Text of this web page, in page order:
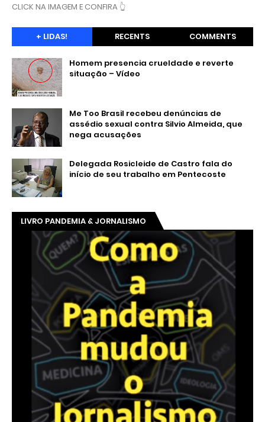
CLICK NA IMAGEM E CONFIRA 👆
+ LIDAS! RECENTS COMMENTS
Homem presencia crueldade e reverte
situação – Vídeo
Me Too Brasil recebeu denúncias de
assédio sexual contra Silvio Almeida, que
nega acusações
Delegada Rosicleide de Castro fala do
início de seu trabalho em Pentecoste
LIVRO PANDEMIA & JORNALISMO